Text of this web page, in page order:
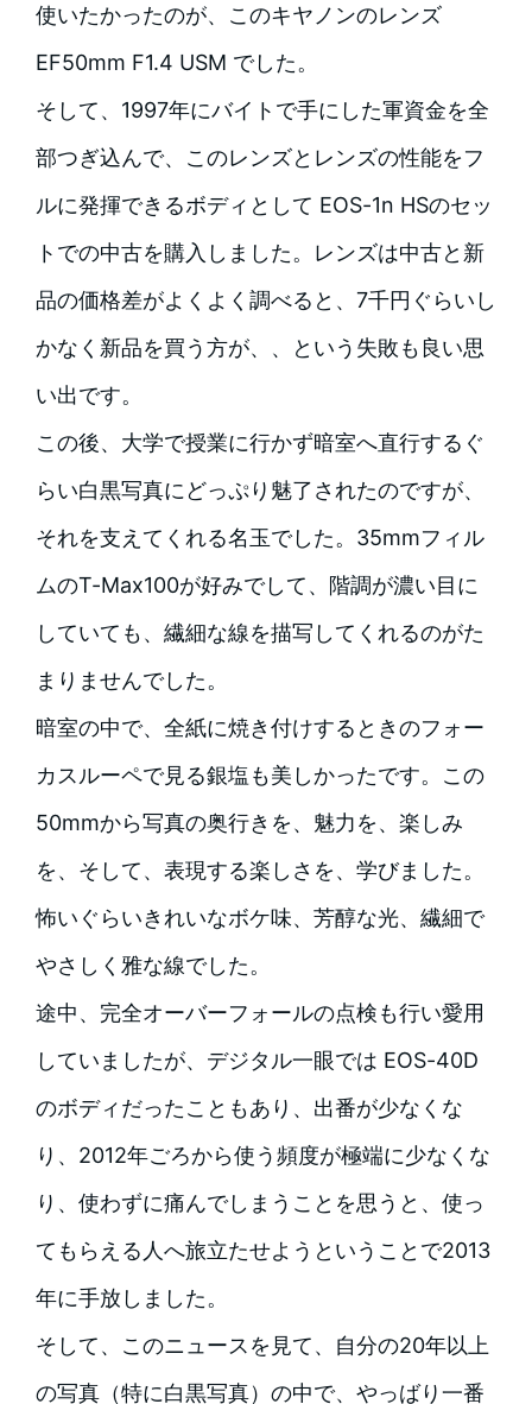
使いたかったのが、このキヤノンのレンズ
EF50mm F1.4 USM でした。
そして、1997年にバイトで手にした軍資金を全
部つぎ込んで、このレンズとレンズの性能をフ
ルに発揮できるボディとして EOS-1n HSのセッ
トでの中古を購入しました。レンズは中古と新
品の価格差がよくよく調べると、7千円ぐらいし
かなく新品を買う方が、、という失敗も良い思
い出です。
この後、大学で授業に行かず暗室へ直行するぐ
らい白黒写真にどっぷり魅了されたのですが、
それを支えてくれる名玉でした。35mmフィル
ムのT-Max100が好みでして、階調が濃い目に
していても、繊細な線を描写してくれるのがた
まりませんでした。
暗室の中で、全紙に焼き付けするときのフォー
カスルーペで見る銀塩も美しかったです。この
50mmから写真の奥行きを、魅力を、楽しみ
を、そして、表現する楽しさを、学びました。
怖いぐらいきれいなボケ味、芳醇な光、繊細で
やさしく雅な線でした。
途中、完全オーバーフォールの点検も行い愛用
していましたが、デジタル一眼では EOS-40D
のボディだったこともあり、出番が少なくな
り、2012年ごろから使う頻度が極端に少なくな
り、使わずに痛んでしまうことを思うと、使っ
てもらえる人へ旅立たせようということで2013
年に手放しました。
そして、このニュースを見て、自分の20年以上
の写真（特に白黒写真）の中で、やっばり一番